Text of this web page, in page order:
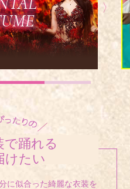
踊れる
けたい
に似合った綺麗な衣装を